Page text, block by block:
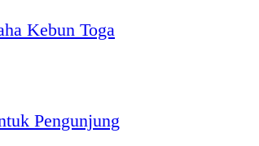
Kebun Toga
Pengunjung